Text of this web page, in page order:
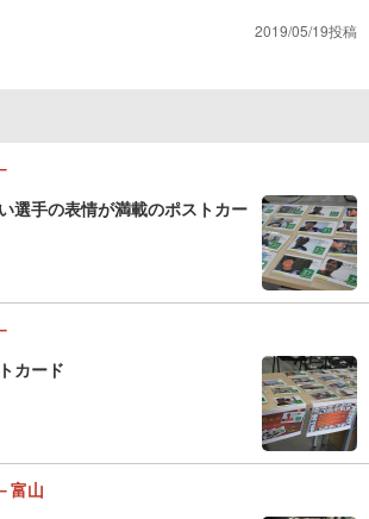
2019/05/19投稿
選手の表情が満載のポストカー
カード
富山